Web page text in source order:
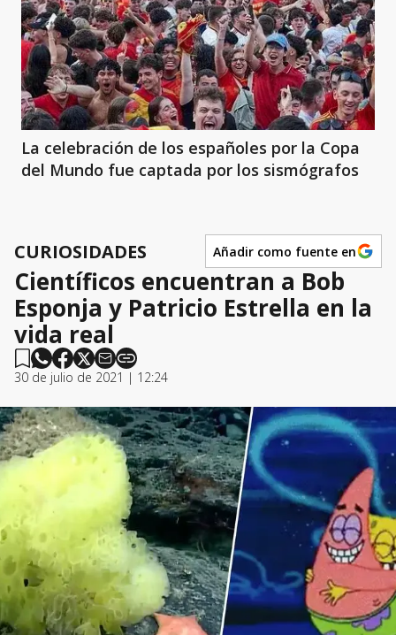
La celebración de los españoles por la Copa
del Mundo fue captada por los sismógrafos
CURIOSIDADES Añadir como fuente en
Científicos encuentran a Bob
Esponja y Patricio Estrella en la
vida real
30 de julio de 2021 | 12:24